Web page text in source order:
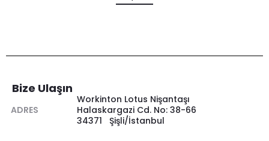
Bize Ulaşın
ADRES
Workinton Lotus Nişantaşı
Halaskargazi Cd. No: 38-66
34371 Şişli/İstanbul